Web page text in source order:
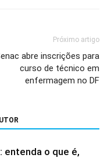
Próximo artigo
abre inscrições para
curso de técnico em
enfermagem no DF
entenda o que é,